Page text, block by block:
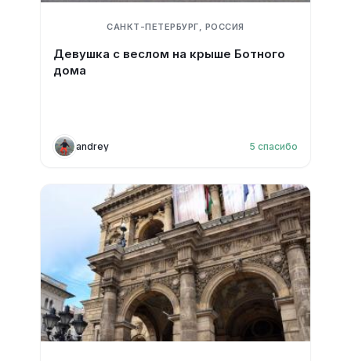
САНКТ-ПЕТЕРБУРГ, РОССИЯ
Девушка с веслом на крыше Ботного
дома
andrey 5 спасибо